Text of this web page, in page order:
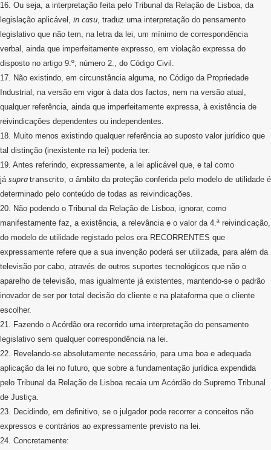
16. Ou seja, a interpretação feita pelo Tribunal da Relação de Lisboa, da
legislação aplicável, in casu, traduz uma interpretação do pensamento
legislativo que não tem, na letra da lei, um mínimo de correspondência
verbal, ainda que imperfeitamente expresso, em violação expressa do
disposto no artigo 9.º, número 2., do Código Civil.
17. Não existindo, em circunstância alguma, no Código da Propriedade
Industrial, na versão em vigor à data dos factos, nem na versão atual,
qualquer referência, ainda que imperfeitamente expressa, à existência de
reivindicações dependentes ou independentes.
18. Muito menos existindo qualquer referência ao suposto valor jurídico que
tal distinção (inexistente na lei) poderia ter.
19. Antes referindo, expressamente, a lei aplicável que, e tal como
já supratranscrito, o âmbito da proteção conferida pelo modelo de utilidade é
determinado pelo conteúdo de todas as reivindicações.
20. Não podendo o Tribunal da Relação de Lisboa, ignorar, como
manifestamente faz, a existência, a relevância e o valor da 4.ª reivindicação,
do modelo de utilidade registado pelos ora RECORRENTES que
expressamente refere que a sua invenção poderá ser utilizada, para além da
televisão por cabo, através de outros suportes tecnológicos que não o
aparelho de televisão, mas igualmente já existentes, mantendo-se o padrão
inovador de ser por total decisão do cliente e na plataforma que o cliente
escolher.
21. Fazendo o Acórdão ora recorrido uma interpretação do pensamento
legislativo sem qualquer correspondência na lei.
22. Revelando-se absolutamente necessário, para uma boa e adequada
aplicação da lei no futuro, que sobre a fundamentação jurídica expendida
pelo Tribunal da Relação de Lisboa recaia um Acórdão do Supremo Tribunal
de Justiça.
23. Decidindo, em definitivo, se o julgador pode recorrer a conceitos não
expressos e contrários ao expressamente previsto na lei.
24. Concretamente: